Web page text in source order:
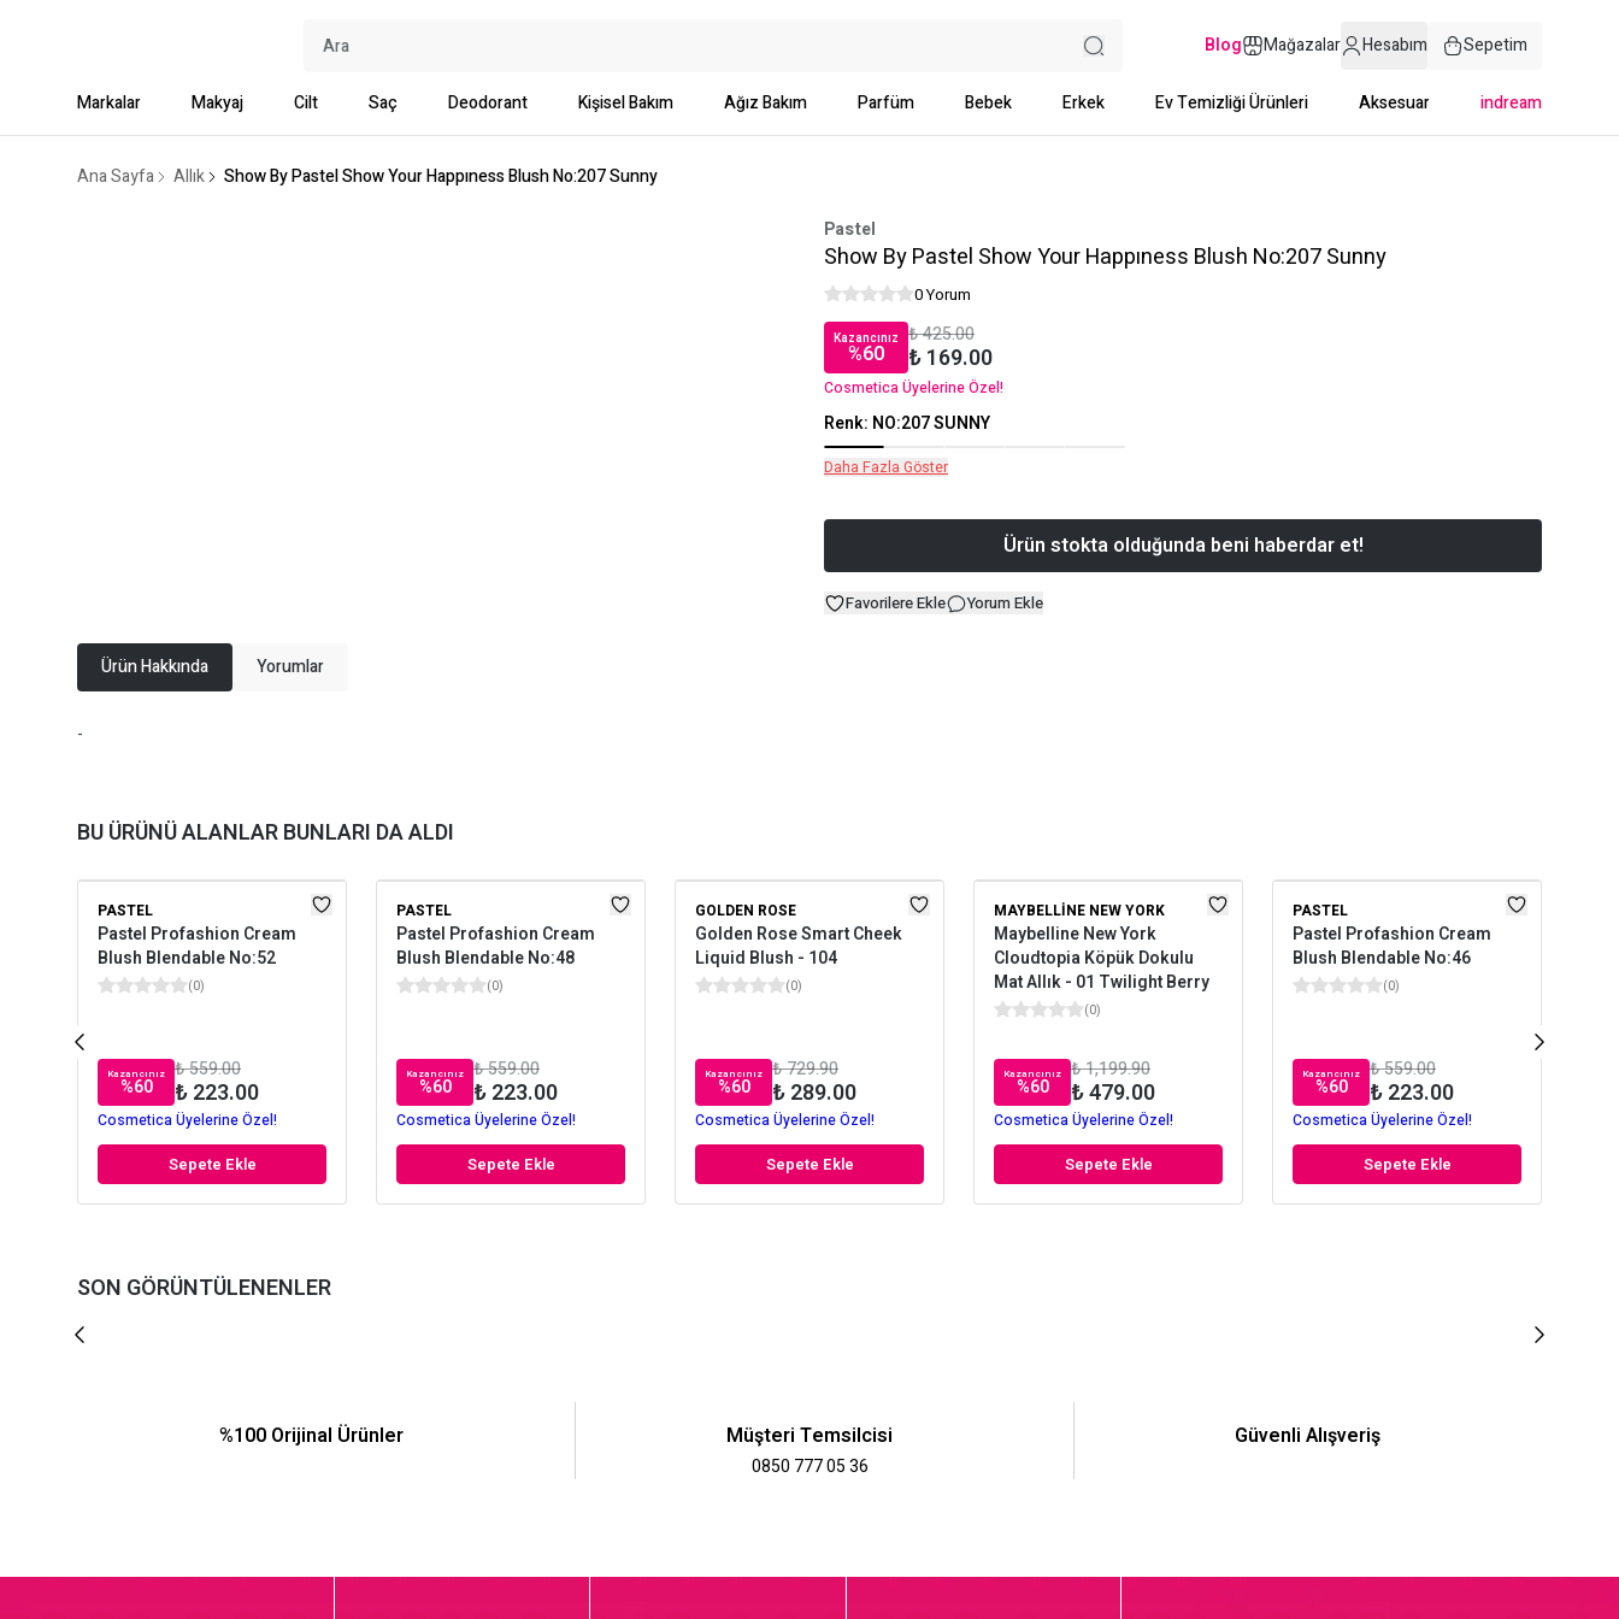
Blog Mağazalar Hesabım Sepetim
Markalar Makyaj Cilt Saç Deodorant Kişisel Bakım Ağız Bakım Parfüm Bebek Erkek Ev Temizliği Ürünleri Aksesuar indream
Ana Sayfa Allık Show By Pastel Show Your Happıness Blush No:207 Sunny
Pastel
Show By Pastel Show Your Happıness Blush No:207 Sunny
0 Yorum
Kazancınız
%60
₺ 425.00
₺ 169.00
Cosmetica Üyelerine Özel!
Renk: NO:207 SUNNY
Daha Fazla Göster
Ürün stokta olduğunda beni haberdar et!
Favorilere Ekle Yorum Ekle
Ürün Hakkında Yorumlar
-
BU ÜRÜNÜ ALANLAR BUNLARI DA ALDI
PASTEL
Pastel Profashion Cream
Blush Blendable No:52
(0)
Kazancınız
%60
₺ 559.00
₺ 223.00
Cosmetica Üyelerine Özel!
Sepete Ekle
PASTEL
Pastel Profashion Cream
Blush Blendable No:48
(0)
Kazancınız
%60
₺ 559.00
₺ 223.00
Cosmetica Üyelerine Özel!
Sepete Ekle
GOLDEN ROSE
Golden Rose Smart Cheek
Liquid Blush - 104
(0)
Kazancınız
%60
₺ 729.90
₺ 289.00
Cosmetica Üyelerine Özel!
Sepete Ekle
MAYBELLINE NEW YORK
Maybelline New York
Cloudtopia Köpük Dokulu
Mat Allık - 01 Twilight Berry
(0)
Kazancınız
%60
₺ 1,199.90
₺ 479.00
Cosmetica Üyelerine Özel!
Sepete Ekle
PASTEL
Pastel Profashion Cream
Blush Blendable No:46
(0)
Kazancınız
%60
₺ 559.00
₺ 223.00
Cosmetica Üyelerine Özel!
Sepete Ekle
SON GÖRÜNTÜLENENLER
%100 Orijinal Ürünler Müşteri Temsilcisi
0850 777 05 36
Güvenli Alışveriş